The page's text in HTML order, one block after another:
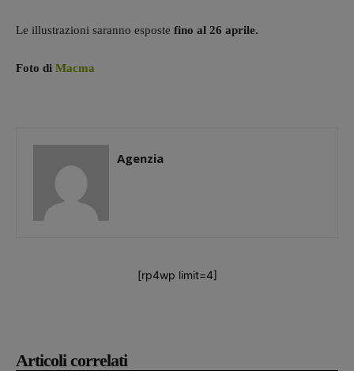
Articoli correlati
Le illustrazioni saranno esposte fino al 26 aprile.
Foto di Macma
Agenzia
[rp4wp limit=4]